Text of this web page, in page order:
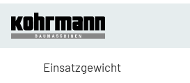
Einsatzgewicht